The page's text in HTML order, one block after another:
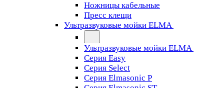
Ножницы кабельные
Пресс клещи
Ультразвуковые мойки ELMA
Ультразвуковые мойки ELMA
Серия Easy
Серия Select
Серия Elmasonic P